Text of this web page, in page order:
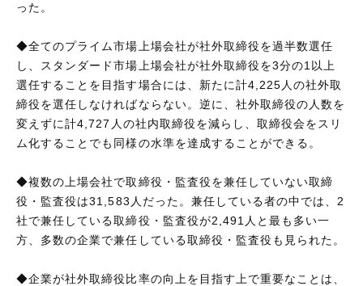
った。
◆全てのプライム市場上場会社が社外取締役を過半数選任
し、スタンダード市場上場会社が社外取締役を3分の1以上
選任することを目指す場合には、新たに計4,225人の社外取
締役を選任しなければならない。逆に、社外取締役の人数を
変えずに計4,727人の社内取締役を減らし、取締役会をスリ
ム化することでも同様の水準を達成することができる。
◆複数の上場会社で取締役・監査役を兼任していない取締
役・監査役は31,583人だった。兼任している者の中では、2
社で兼任している取締役・監査役が2,491人と最も多い一
方、多数の企業で兼任している取締役・監査役も見られた。
◆企業が社外取締役比率の向上を目指す上で重要なことは、